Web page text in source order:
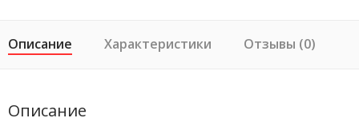
Описание Характеристики Отзывы (0)
Описание